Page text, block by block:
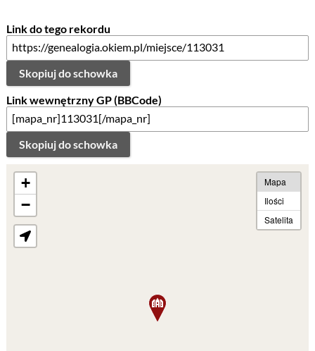
Link do tego rekordu
Skopiuj do schowka
Link wewnętrzny GP (BBCode)
Skopiuj do schowka
+
−
Mapa
Ilości
Satelita